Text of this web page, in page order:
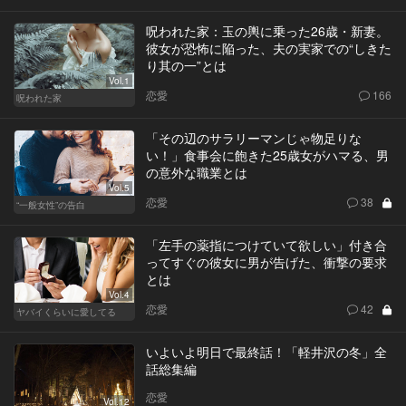
Vol.1
呪われた家
呪われた家：玉の輿に乗った26歳・新妻。
彼女が恐怖に陥った、夫の実家での“しきた
り其の一”とは
恋愛 166
Vol.5
“一般女性”の告白
「その辺のサラリーマンじゃ物足りな
い！」食事会に飽きた25歳女がハマる、男
の意外な職業とは
恋愛 38
Vol.4
ヤバイくらいに愛してる
「左手の薬指につけていて欲しい」付き合
ってすぐの彼女に男が告げた、衝撃の要求
とは
恋愛 42
Vol.12
いよいよ明日で最終話！「軽井沢の冬」全
話総集編
恋愛